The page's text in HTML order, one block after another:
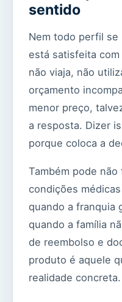
sentido
Nem todo perfil se
está satisfeita
não viaja, não
orçamento
menor preço,
a resposta. Dizer
porque coloca a
Também pode
condições
quando a franquia
quando a família
de reembolso e
produto é aquele
realidade concreta.